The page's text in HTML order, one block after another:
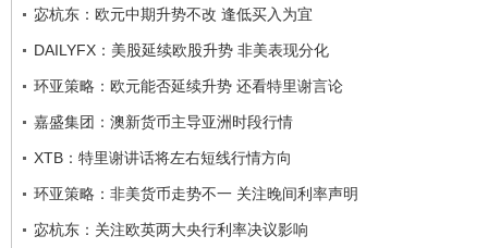
宓杭东：欧元中期升势不改 逢低买入为宜
DAILYFX：美股延续欧股升势 非美表现分化
环亚策略：欧元能否延续升势 还看特里谢言论
嘉盛集团：澳新货币主导亚洲时段行情
XTB：特里谢讲话将左右短线行情方向
环亚策略：非美货币走势不一 关注晚间利率声明
宓杭东：关注欧英两大央行利率决议影响